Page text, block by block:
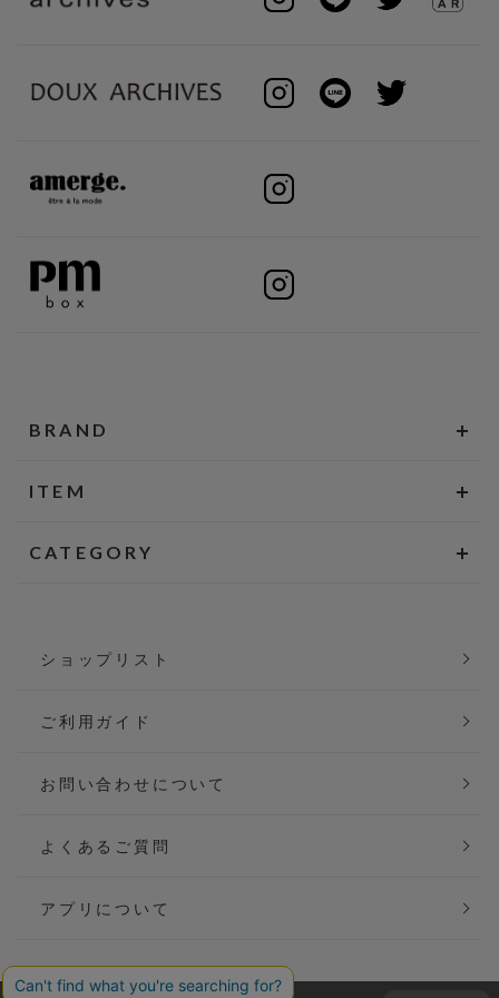
BRAND
ITEM
CATEGORY
ショップリスト
ご利用ガイド
お問い合わせについて
よくあるご質問
アプリについて